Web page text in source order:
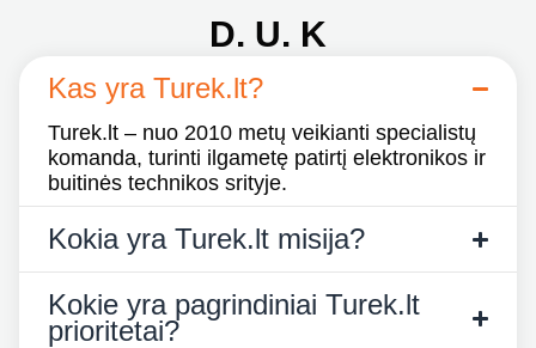
D. U. K
Kas yra Turek.lt?
Turek.lt – nuo 2010 metų veikianti specialistų
komanda, turinti ilgametę patirtį elektronikos ir
buitinės technikos srityje.
Kokia yra Turek.lt misija?
Kokie yra pagrindiniai Turek.lt
prioritetai?